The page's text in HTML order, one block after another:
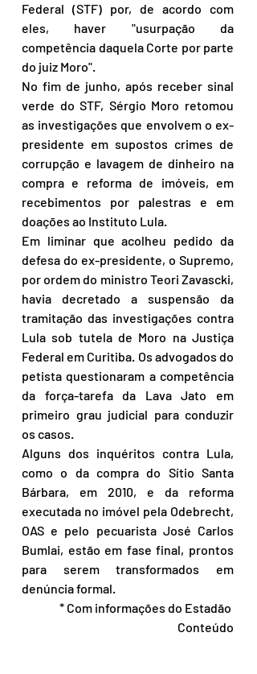
Federal (STF) por, de acordo com
eles, haver "usurpação da
competência daquela Corte por parte
do juiz Moro".
No fim de junho, após receber sinal
verde do STF, Sérgio Moro retomou
as investigações que envolvem o ex-
presidente em supostos crimes de
corrupção e lavagem de dinheiro na
compra e reforma de imóveis, em
recebimentos por palestras e em
doações ao Instituto Lula.
Em liminar que acolheu pedido da
defesa do ex-presidente, o Supremo,
por ordem do ministro Teori Zavascki,
havia decretado a suspensão da
tramitação das investigações contra
Lula sob tutela de Moro na Justiça
Federal em Curitiba. Os advogados do
petista questionaram a competência
da força-tarefa da Lava Jato em
primeiro grau judicial para conduzir
os casos.
Alguns dos inquéritos contra Lula,
como o da compra do Sítio Santa
Bárbara, em 2010, e da reforma
executada no imóvel pela Odebrecht,
OAS e pelo pecuarista José Carlos
Bumlai, estão em fase final, prontos
para serem transformados em
denúncia formal.
* Com informações do Estadão
Conteúdo